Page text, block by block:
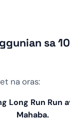
sa
na oras:
Long Run Run
Mahaba.